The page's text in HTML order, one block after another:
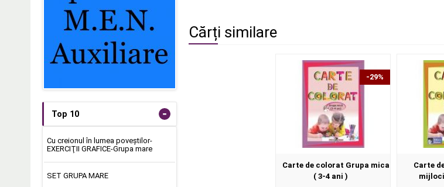
Top 10 -
Cu creionul în lumea poveştilor-
EXERCIŢII GRAFICE-Grupa mare
SET GRUPA MARE
Cărți similare
-29%
Carte de colorat Grupa mica
( 3-4 ani )
Carte